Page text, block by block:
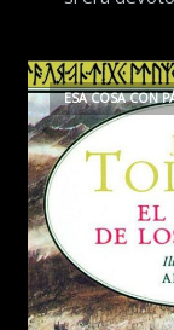
ESA COSA CON